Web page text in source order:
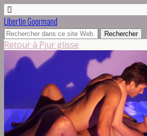
Libertin Goormand
Retour à Pjur glisse